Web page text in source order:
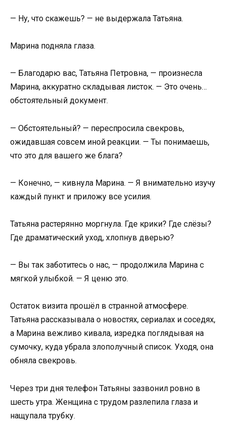
— Ну, что скажешь? — не выдержала Татьяна.
Марина подняла глаза.
— Благодарю вас, Татьяна Петровна, — произнесла
Марина, аккуратно складывая листок. — Это очень…
обстоятельный документ.
— Обстоятельный? — переспросила свекровь,
ожидавшая совсем иной реакции. — Ты понимаешь,
что это для вашего же блага?
— Конечно, — кивнула Марина. — Я внимательно изучу
каждый пункт и приложу все усилия.
Татьяна растерянно моргнула. Где крики? Где слёзы?
Где драматический уход, хлопнув дверью?
— Вы так заботитесь о нас, — продолжила Марина с
мягкой улыбкой. — Я ценю это.
Остаток визита прошёл в странной атмосфере.
Татьяна рассказывала о новостях, сериалах и соседях,
а Марина вежливо кивала, изредка поглядывая на
сумочку, куда убрала злополучный список. Уходя, она
обняла свекровь.
Через три дня телефон Татьяны зазвонил ровно в
шесть утра. Женщина с трудом разлепила глаза и
нащупала трубку.